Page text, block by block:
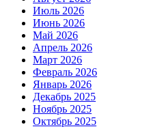
Июль 2026
Июнь 2026
Май 2026
Апрель 2026
Март 2026
Февраль 2026
Январь 2026
Декабрь 2025
Ноябрь 2025
Октябрь 2025